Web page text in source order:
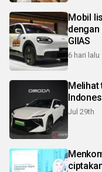
Mobil
dengan
GIIAS
6 hari lalu
Melihat
Jul 29th